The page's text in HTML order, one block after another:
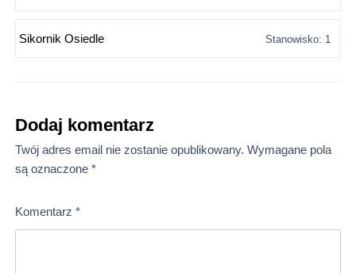
Sikornik Osiedle Stanowisko: 1
Dodaj komentarz
Twój adres email nie zostanie opublikowany. Wymagane pola
są oznaczone *
Komentarz *